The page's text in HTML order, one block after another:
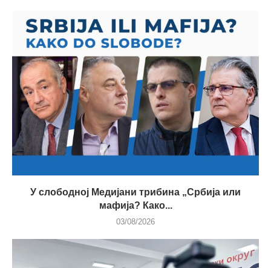
У слободној Медијани трибина „Србија или
мафија? Како...
03/08/2026